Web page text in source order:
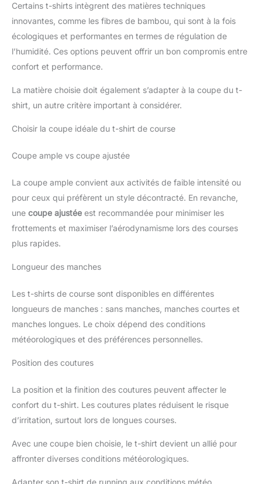
Certains t-shirts intègrent des matières techniques
innovantes, comme les fibres de bambou, qui sont à la fois
écologiques et performantes en termes de régulation de
l’humidité. Ces options peuvent offrir un bon compromis entre
confort et performance.
La matière choisie doit également s’adapter à la coupe du t-
shirt, un autre critère important à considérer.
Choisir la coupe idéale du t-shirt de course
Coupe ample vs coupe ajustée
La coupe ample convient aux activités de faible intensité ou
pour ceux qui préfèrent un style décontracté. En revanche,
une coupe ajustée est recommandée pour minimiser les
frottements et maximiser l’aérodynamisme lors des courses
plus rapides.
Longueur des manches
Les t-shirts de course sont disponibles en différentes
longueurs de manches : sans manches, manches courtes et
manches longues. Le choix dépend des conditions
météorologiques et des préférences personnelles.
Position des coutures
La position et la finition des coutures peuvent affecter le
confort du t-shirt. Les coutures plates réduisent le risque
d’irritation, surtout lors de longues courses.
Avec une coupe bien choisie, le t-shirt devient un allié pour
affronter diverses conditions météorologiques.